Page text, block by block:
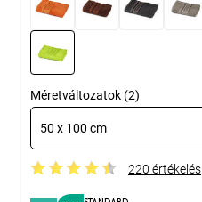
Méretváltozatok (2)
50 x 100 cm
220 értékelés